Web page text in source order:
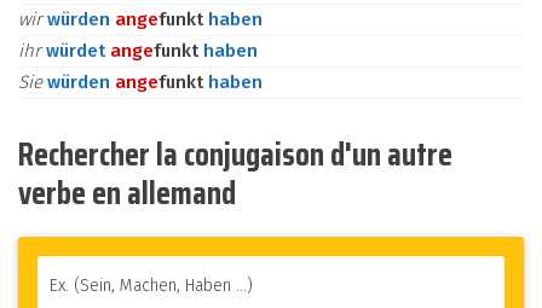
wirwürden angefunkt haben
ihrwürdet angefunkt haben
Siewürden angefunkt haben
Rechercher la conjugaison d'un autre
verbe en allemand